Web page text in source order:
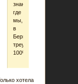
знаю
где
мы,
в
Бермудском
треугольнике,
100%.
хотела